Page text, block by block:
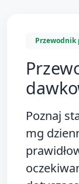
Przewodnik
Poznaj
mg